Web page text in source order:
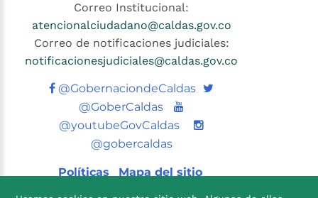
Correo Institucional:
atencionalciudadano@caldas.gov.co
Correo de notificaciones judiciales:
notificacionesjudiciales@caldas.gov.co
@GobernaciondeCaldas Twitter
@GoberCaldas
Youtube
@youtubeGovCaldas
@gobercaldas
Políticas Mapa del sitio